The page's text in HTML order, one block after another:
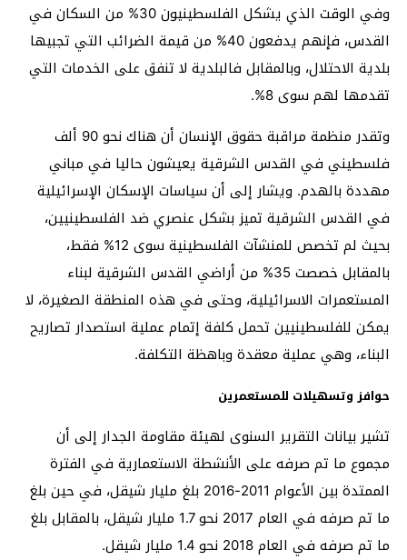
وفي الوقت الذي يشكل الفلسطينيون 30% من السكان في
القدس، فإنهم يدفعون 40% من قيمة الضرائب التي تجبيها
بلدية الاحتلال، وبالمقابل فالبلدية لا تنفق على الخدمات التي
تقدمها لهم سوى 8%.
وتقدر منظمة مراقبة حقوق الإنسان أن هناك نحو 90 ألف
فلسطيني في القدس الشرقية يعيشون حاليا في مباني
مهددة بالهدم. ويشار إلى أن سياسات الإسكان الإسرائيلية
في القدس الشرقية تميز بشكل عنصري ضد الفلسطينيين،
بحيث لم تخصص للمنشآت الفلسطينية سوى 12% فقط،
بالمقابل خصصت 35% من أراضي القدس الشرقية لبناء
المستعمرات الاسرائيلية، وحتى في هذه المنطقة الصغيرة، لا
يمكن للفلسطينيين تحمل كلفة إتمام عملية استصدار تصاريح
البناء، وهي عملية معقدة وباهظة التكلفة.
حوافز وتسهيلات للمستعمرين
تشير بيانات التقرير السنوى لهيئة مقاومة الجدار إلى أن
مجموع ما تم صرفه على الأنشطة الاستعمارية في الفترة
الممتدة بين الأعوام 2011-2016 بلغ مليار شيقل، في حين بلغ
ما تم صرفه في العام 2017 نحو 1.7 مليار شيقل، بالمقابل بلغ
ما تم صرفه في العام 2018 نحو 1.4 مليار شيقل.